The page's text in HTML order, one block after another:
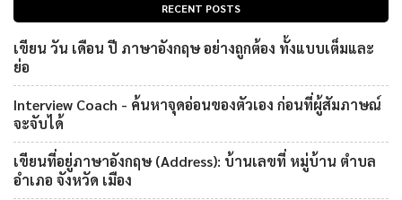
RECENT POSTS
เขียน วัน เดือน ปี ภาษาอังกฤษ อย่างถูกต้อง ทั้งแบบเต็มและ
ย่อ
Interview Coach - ค้นหาจุดอ่อนของตัวเอง ก่อนที่ผู้สัมภาษณ์
จะจับได้
เขียนที่อยู่ภาษาอังกฤษ (Address): บ้านเลขที่ หมู่บ้าน ตำบล
อำเภอ จังหวัด เมือง